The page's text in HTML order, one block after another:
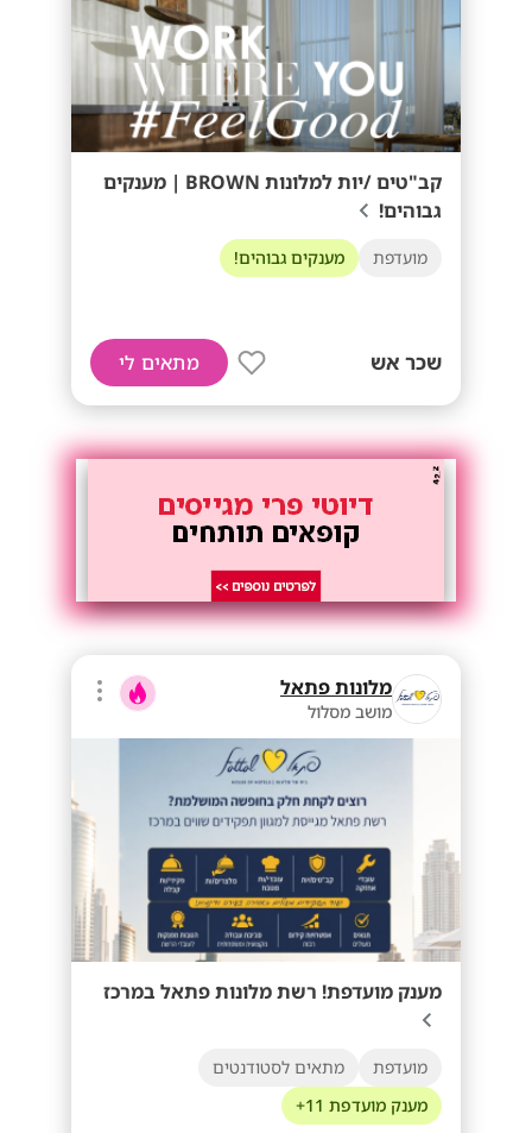
קב"טים /יות למלונות BROWN | מענקים
גבוהים!
מועדפת מענקים גבוהים!
שכר אש מתאים לי
מלונות פתאל
מושב מסלול
מענק מועדפת! רשת מלונות פתאל במרכז
מועדפת
מתאים לסטודנטים
מענק מועדפת 11+